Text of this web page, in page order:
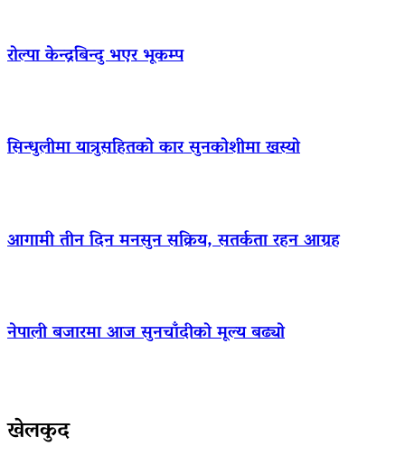
रोल्पा केन्द्रबिन्दु भएर भूकम्प
सिन्धुलीमा यात्रुसहितको कार सुनकोशीमा खस्यो
आगामी तीन दिन मनसुन सक्रिय, सतर्कता रहन आग्रह
नेपाली बजारमा आज सुनचाँदीको मूल्य बढ्याे
खेलकुद